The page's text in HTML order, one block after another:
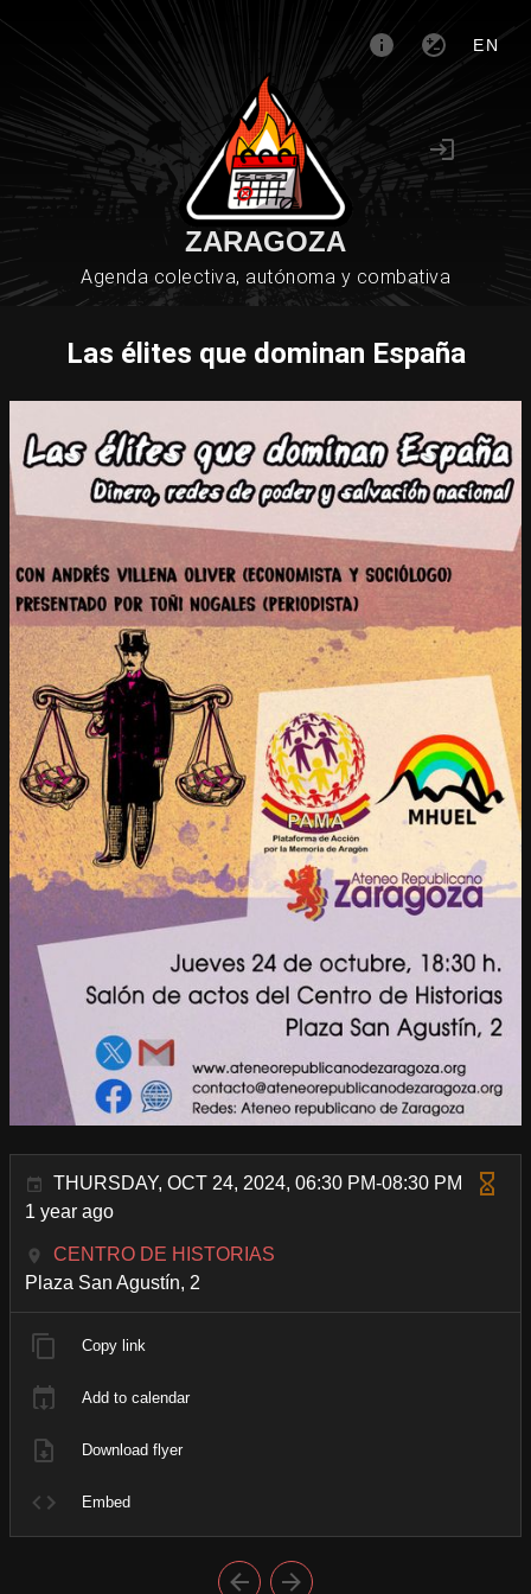
EN
ZARAGOZA
Agenda colectiva, autónoma y combativa
Las élites que dominan España
THURSDAY, OCT 24, 2024, 06:30 PM-08:30 PM
1 year ago
CENTRO DE HISTORIAS
Plaza San Agustín, 2
Copy link
Add to calendar
Download flyer
Embed